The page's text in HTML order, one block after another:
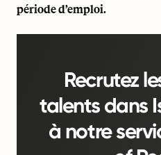
période d’emploi.
Recrutez
talents dans
à notre